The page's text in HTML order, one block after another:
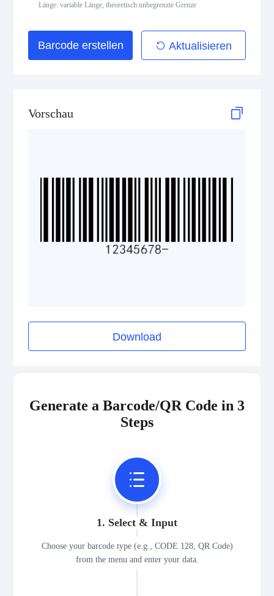
MSI Plessey (MSI Mod 10)
Pharmacode
GS1 2D Codes
Länge: variable Länge, theoretisch unbegrenzte Grenze
Barcode erstellen Aktualisieren
Vorschau
Download
Generate a Barcode/QR Code in 3
Steps
1. Select & Input
Choose your barcode type (e.g., CODE 128, QR Code)
from the menu and enter your data.